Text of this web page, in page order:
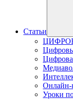
Статьи
Онлайн-
Уроки